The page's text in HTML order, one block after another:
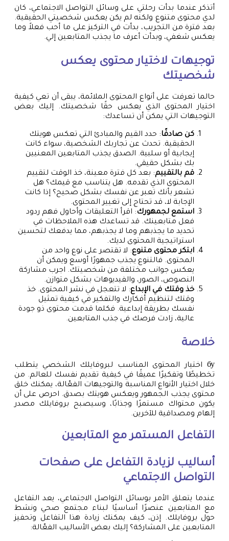
أتذكر عندما بدأت رحلتي على وسائل التواصل الاجتماعي، كان
لدي محتوى متنوع ولكنه لم يكن يعكس شخصيتي الحقيقية.
بعد فترة من التجريب، بدأت في التركيز على ما أحب فعلاً وما
يعكس شغفي، وبدأت أعرف ما يجذب المتابعين إلي.
توجيهات لاختيار محتوى يعكس
شخصيتك
حالما تعرفت على أنواع المحتوى الملائمة، يبقى أن تعي كيفية
اختيار المحتوى الذي يعكس حقًا شخصيتك. إليك بعض
التوجيهات التي يمكن أن تساعدك:
كن صادقًا: حدد القيم والمبادئ التي تعكس هويتك
الحقيقية. تحدث عن تجاربك الشخصية، سواء كانت
إيجابية أو سلبية. الصدق يجذب المتابعين المعنيين
بك بشكل حقيقي.
قم بالتقييم: بعد كل فترة معينة، خذ الوقت لتقييم
المحتوى الذي تقدمه. هل يتناسب مع قيمك؟ هل
تشعر بأنك تعبر عن نفسك بشكل صحيح؟ إذا كانت
الإجابة لا، قد تحتاج إلى تغيير المحتوى.
استمع لجمهورك: اقرأ التعليقات وأحاول فهم ردود
فعل متابعينك. قد تساعدك هذه الملاحظات في
تحديد ما يجذبهم وما لا يجذبهم، مما يدفعك لتحسين
استراتيجية المحتوى لديك.
ابتكر محتوى متنوع: لا تقتصر على نوع واحد من
المحتوى. فالتنوع يجذب جمهورًا أوسع ويمكن أن
يعكس جوانب مختلفة من شخصيتك. اجرب مشاركة
النصوص، الصور، والفيديوهات بشكل متوازن.
خذ وقتك في الإبداع: لا تتعجل في نشر المحتوى. خذ
وقتك لتنظيم أفكارك والتفكير في كيفية تمثيل
نفسك بطريقة إبداعية. فكلما قدمت محتوى ذو جودة
عالية، زادت فرصك في جذب المتابعين.
خلاصة
бу اختيار المحتوى المناسب لبروفايلك الشخصي يتطلب
تخطيطًا وتفكيرًا عميقًا في كيفية تقديم نفسك للعالم. من
خلال اختيار الأنواع المناسبة والتوجيهات الفعّالة، يمكنك خلق
محتوى يجذب الجمهور ويعكس هويتك بصدق. احرص على أن
يكون محتواك مستمرًا وجذابًا، وسيصبح بروفايلك مصدر
إلهام ومصداقية للآخرين.
التفاعل المستمر مع المتابعين
أساليب لزيادة التفاعل على صفحات
التواصل الاجتماعي
عندما يتعلق الأمر بوسائل التواصل الاجتماعي، يعد التفاعل
مع المتابعين عنصرًا أساسيًا لبناء مجتمع صحي ونشط
حول بروفايلك. إذن، كيف يمكنك زيادة هذا التفاعل وتحفيز
المتابعين على المشاركة؟ إليك بعض الأساليب الفعّالة: